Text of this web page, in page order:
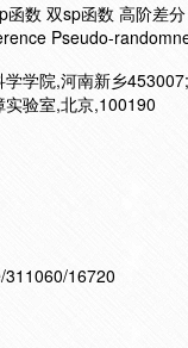
函数 双sp函数 高阶差
Pseudo-
学院,河南新乡
验室,北京,100190
311060/16720